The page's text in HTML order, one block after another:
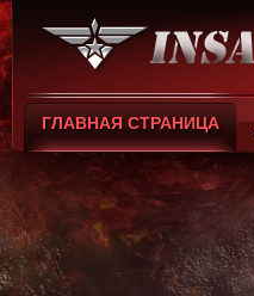
ГЛАВНАЯ СТРАНИЦА